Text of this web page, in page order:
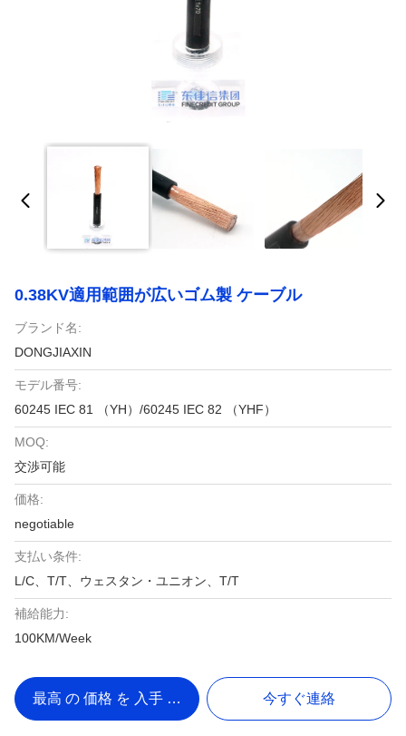
0.38KV適用範囲が広いゴム製 ケーブル
ブランド名:
DONGJIAXIN
モデル番号:
60245 IEC 81 （YH）/60245 IEC 82 （YHF）
MOQ:
交渉可能
価格:
negotiable
支払い条件:
L/C、T/T、ウェスタン・ユニオン、T/T
補給能力:
100KM/Week
最高 の 価格 を 入手 する 今すぐ連絡